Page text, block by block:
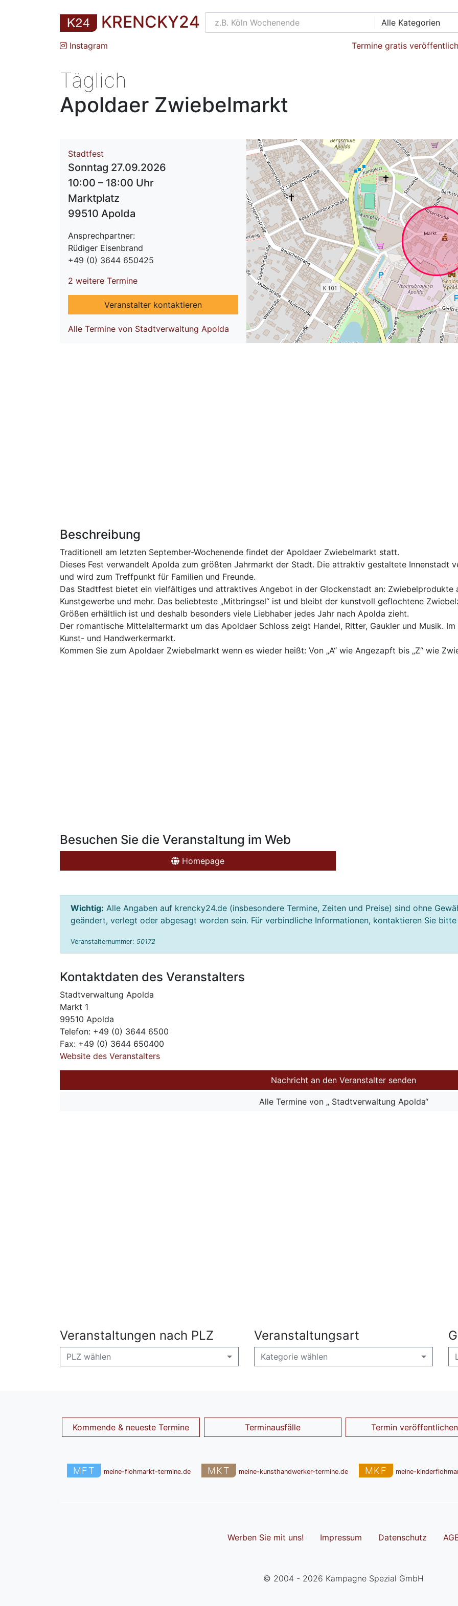
KRENCKY24 Alle Kategorien
Instagram Termine gratis
Täglich
Apoldaer Zwiebelmarkt
Stadtfest
Sonntag 27.09.2026
10:00 – 18:00 Uhr
Marktplatz
99510 Apolda
Ansprechpartner:
Rüdiger Eisenbrand
+49 (0) 3644 650425
2 weitere Termine
Veranstalter kontaktieren
Alle Termine von Stadtverwaltung Apolda
Beschreibung
Traditionell am letzten September-Wochenende findet der Apoldaer Zwiebelmarkt statt.
Dieses Fest verwandelt Apolda zum größten Jahrmarkt der Stadt. Die attraktiv gestaltete Innenstadt
und wird zum Treffpunkt für Familien und Freunde.
Das Stadtfest bietet ein vielfältiges und attraktives Angebot in der Glockenstadt an: Zwiebelprodukte
Kunstgewerbe und mehr. Das beliebteste „Mitbringsel“ ist und bleibt der kunstvoll geflochtene
Größen erhältlich ist und deshalb besonders viele Liebhaber jedes Jahr nach Apolda zieht.
Der romantische Mittelaltermarkt um das Apoldaer Schloss zeigt Handel, Ritter, Gaukler und Musik.
Kunst- und Handwerkermarkt.
Kommen Sie zum Apoldaer Zwiebelmarkt wenn es wieder heißt: Von „A“ wie Angezapft bis „Z“ wie
Besuchen Sie die Veranstaltung im Web
Homepage
Wichtig: Alle Angaben auf krencky24.de (insbesondere Termine, Zeiten und Preise) sind ohne
geändert, verlegt oder abgesagt worden sein. Für verbindliche Informationen, kontaktieren Sie
Veranstalternummer: 50172
Kontaktdaten des Veranstalters
Stadtverwaltung Apolda
Markt 1
99510 Apolda
Telefon: +49 (0) 3644 6500
Fax: +49 (0) 3644 650400
Website des Veranstalters
Nachricht an den Veranstalter senden
Alle Termine von „ Stadtverwaltung Apolda“
Veranstaltungen nach PLZ
PLZ wählen
Veranstaltungsart
Kategorie wählen
Kommende & neueste Termine Terminausfälle Termin veröffentlichen
MFT meine-flohmarkt-termine.de MKT meine-kunsthandwerker-termine.de MKF meine-
Werben Sie mit uns! Impressum Datenschutz
© 2004 - 2026 Kampagne Spezial GmbH